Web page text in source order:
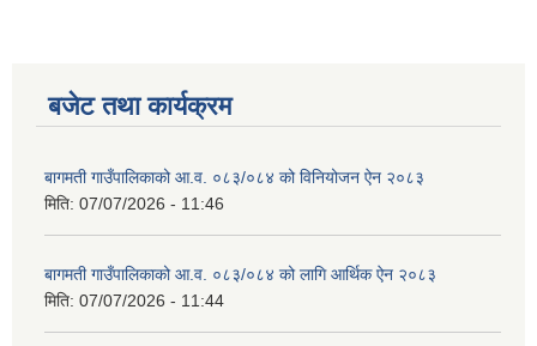
बजेट तथा कार्यक्रम
बागमती गाउँपालिकाको आ.व. ०८३/०८४ को विनियोजन ऐन २०८३
मिति: 07/07/2026 - 11:46
बागमती गाउँपालिकाको आ.व. ०८३/०८४ को लागि आर्थिक ऐन २०८३
मिति: 07/07/2026 - 11:44